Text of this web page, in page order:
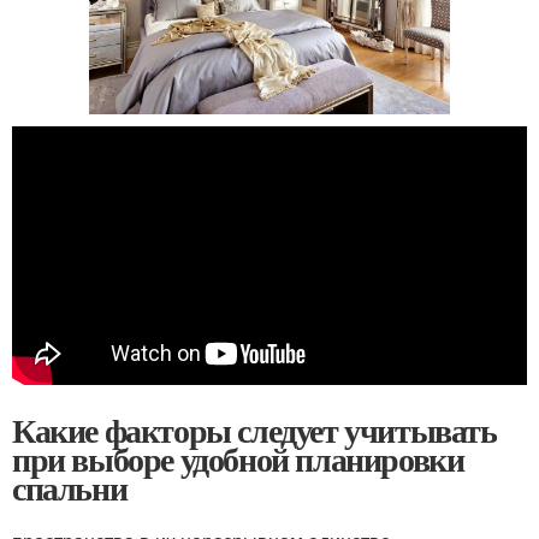
Какие факторы следует учитывать
при выборе удобной планировки
спальни